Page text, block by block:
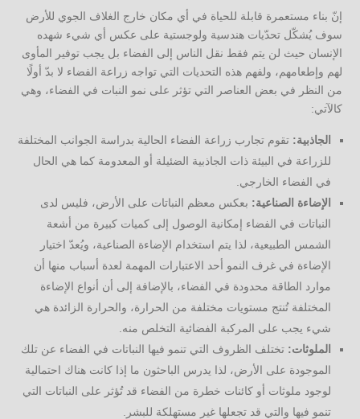
إنّ بناء مستعمرة قابلة للحياة في أي مكان خارج الغلاف الجوي للأرض
سوف يُشكّل تحدّيات هندسية ولوجستية على عكس أي شيء شهده
الإنسان حيث لن يتم فقط نقل الناس إلى الفضاء بل يجب توفير المأوى
لهم وإطعامهم، ولفهم هذه التحديات التي تواجه زراعة الفضاء لا بدّ أولًا
من النظر في بعض العناصر التي تؤثر على نمو النبات في الفضاء، وهي
كالآتي:
الجاذبية: تقوم تجارب زراعة الفضاء الحالية بدراسة الجوانب المختلفة
للزراعة في البيئة ذات الجاذبية الضئيلة أو المعدومة كما هي الحال
في الفضاء الخارجي.
الإضاءة الصناعية: بعكس معظم النباتات على الأرض، فليس لدى
النباتات في الفضاء إمكانية الوصول إلى كميات كبيرة من أشعة
الشمس الطبيعية، لذا يتم استخدام الإضاءة الصناعية، ويُعدّ اختيار
الإضاءة في غرف النمو أحد الاعتبارات المهمة لعدة أسباب منها أن
موارد الطاقة محدودة في الفضاء، بالإضافة إلى أن أنواع الإضاءة
المختلفة تُنتج مستويات مختلفة من الحرارة، والحرارة الزائدة هي
شيء يجب على المركبة الفضائية التخلص منه.
الملوثات: تختلف الظروف التي تنمو فيها النباتات في الفضاء عن تلك
الموجودة على الأرض، لذا يدرس الباحثون ما إذا كانت هناك احتمالية
لوجود ملوثات أو كائنات خطرة من الفضاء قد تُؤثر على النباتات التي
تنمو فيها والتي قد تجعلها غير مستهلكة للبشر.